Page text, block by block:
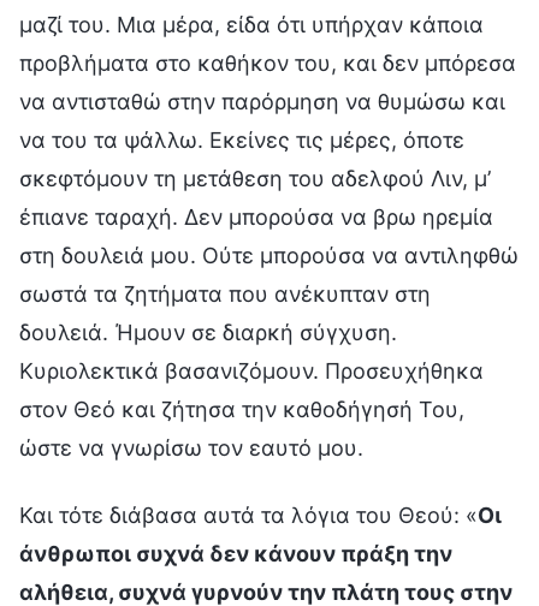
μαζί του. Μια μέρα, είδα ότι υπήρχαν κάποια
προβλήματα στο καθήκον του, και δεν μπόρεσα
να αντισταθώ στην παρόρμηση να θυμώσω και
να του τα ψάλλω. Εκείνες τις μέρες, όποτε
σκεφτόμουν τη μετάθεση του αδελφού Λιν, μ’
έπιανε ταραχή. Δεν μπορούσα να βρω ηρεμία
στη δουλειά μου. Ούτε μπορούσα να αντιληφθώ
σωστά τα ζητήματα που ανέκυπταν στη
δουλειά. Ήμουν σε διαρκή σύγχυση.
Κυριολεκτικά βασανιζόμουν. Προσευχήθηκα
στον Θεό και ζήτησα την καθοδήγησή Του,
ώστε να γνωρίσω τον εαυτό μου.
Και τότε διάβασα αυτά τα λόγια του Θεού: «Οι
άνθρωποι συχνά δεν κάνουν πράξη την
αλήθεια, συχνά γυρνούν την πλάτη τους στην